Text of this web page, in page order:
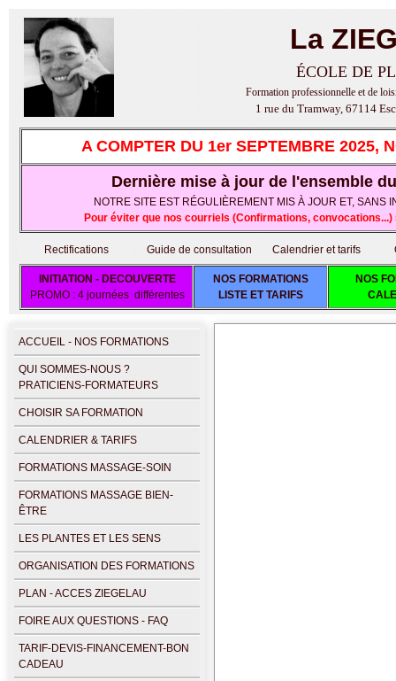
La
ÉCOLE DE
Formation professionnelle et de
1 rue du Tramway, 67114
A COMPTER DU 1er SEPTEMBRE 2025,
Dernière mise à jour de l'ensemble
NOTRE SITE EST RÉGULIÈREMENT MIS À JOUR ET,
Pour éviter que nos courriels (Confirmations,
Rectifications Guide de consultation Calendrier et tarifs
INITIATION - DECOUVERTE
PROMO : 4 journées différentes
NOS FORMATIONS
LISTE ET TARIFS
NOS
ACCUEIL - NOS FORMATIONS
QUI SOMMES-NOUS ?
PRATICIENS-FORMATEURS
CHOISIR SA FORMATION
CALENDRIER & TARIFS
FORMATIONS MASSAGE-SOIN
FORMATIONS MASSAGE BIEN-
ÊTRE
LES PLANTES ET LES SENS
ORGANISATION DES FORMATIONS
PLAN - ACCES ZIEGELAU
FOIRE AUX QUESTIONS - FAQ
TARIF-DEVIS-FINANCEMENT-BON
CADEAU